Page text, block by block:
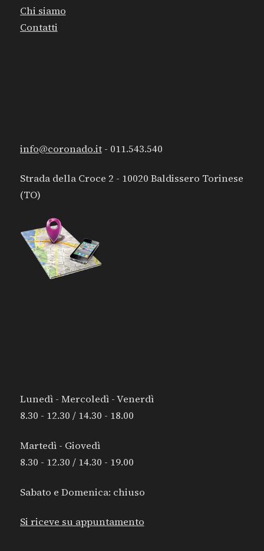
Chi siamo
Contatti
info@coronado.it- 011.543.540
Strada della Croce 2 - 10020 Baldissero Torinese
(TO)
Lunedì - Mercoledì - Venerdì
8.30 - 12.30 / 14.30 - 18.00
Martedì - Giovedì
8.30 - 12.30 / 14.30 - 19.00
Sabato e Domenica: chiuso
Si riceve su appuntamento